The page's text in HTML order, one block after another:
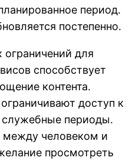
период.
постепенно.
ограничений для
способствует
контента.
доступ к
периоды.
между человеком и
просмотреть